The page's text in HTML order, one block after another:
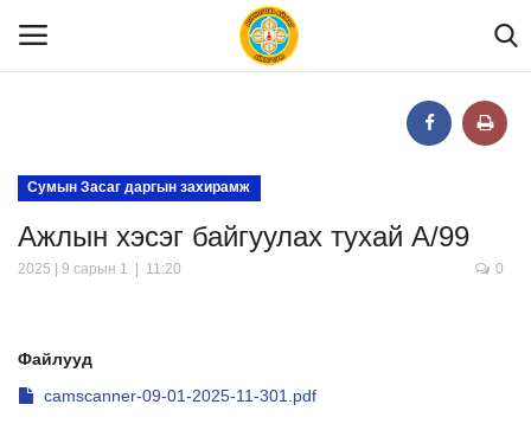
Танилцуулга
Сумын Засаг даргын захирамж
Ажлын хэсэг байгуулах тухай А/99
2025 | 9 сарын 1 | 11:20 0
Файлууд
camscanner-09-01-2025-11-301.pdf